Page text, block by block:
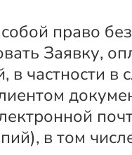
право
Заявку,
в частности в
в том